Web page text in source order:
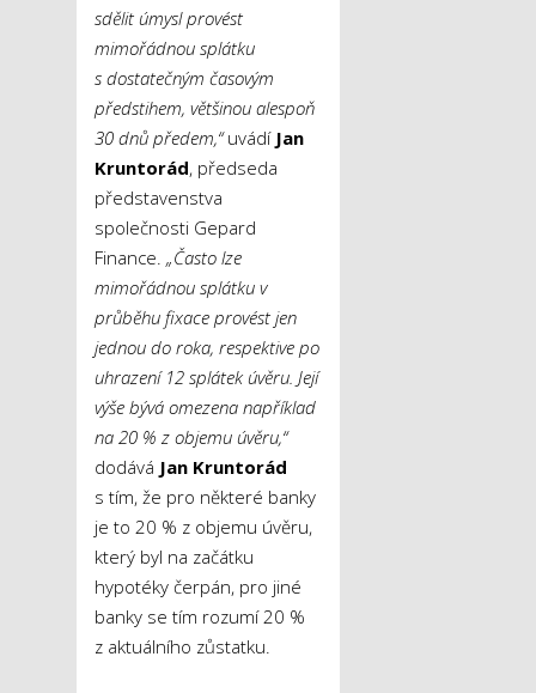
sdělit úmysl provést
mimořádnou splátku
s dostatečným časovým
předstihem, většinou alespoň
30 dnů předem,“uvádí Jan
Kruntorád, předseda
představenstva
společnosti Gepard
Finance. „Často lze
mimořádnou splátku v
průběhu fixace provést jen
jednou do roka, respektive po
uhrazení 12 splátek úvěru. Její
výše bývá omezena například
na 20 % z objemu úvěru,“
dodává Jan Kruntorád
s tím, že pro některé banky
je to 20 % z objemu úvěru,
který byl na začátku
hypotéky čerpán, pro jiné
banky se tím rozumí 20 %
z aktuálního zůstatku.